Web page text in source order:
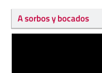
A sorbos y bocados